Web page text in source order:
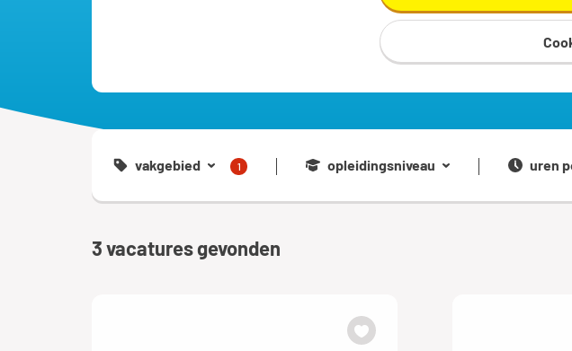
vakgebied 1 opleidingsniveau uren
3vacatures gevonden